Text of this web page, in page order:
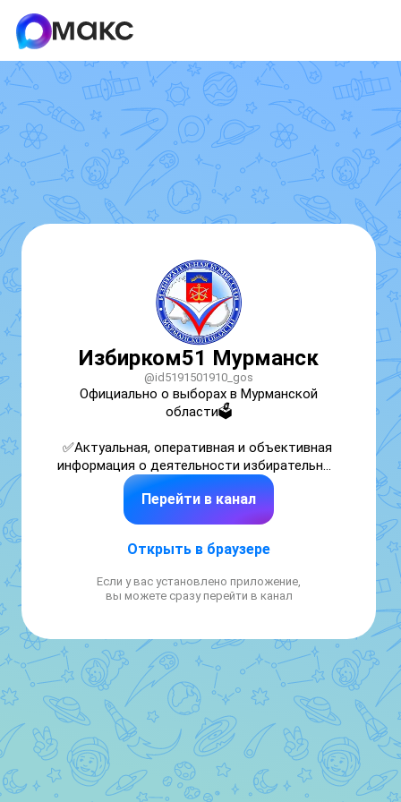
Избирком51 Мурманск
@id5191501910_gos
Официально о выборах в Мурманской
области🗳
✅Актуальная, оперативная и объективная
информация о деятельности избирательных
комиссий и новациях в избирательном
процессе.
Vk: https://vk.com/izbirkom51
Перейти в канал
Открыть в браузере
Если у вас установлено приложение,
вы можете сразу перейти в канал